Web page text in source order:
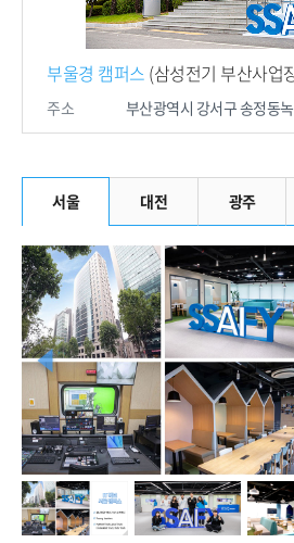
부울경 캠퍼스 (삼성전기 부산사업
주소 부산광역시 강서구 송정동
서울 대전 광주